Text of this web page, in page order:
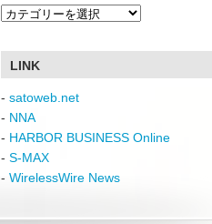
Select
LINK
- satoweb.net
- NNA
- HARBOR BUSINESS Online
- S-MAX
- WirelessWire News